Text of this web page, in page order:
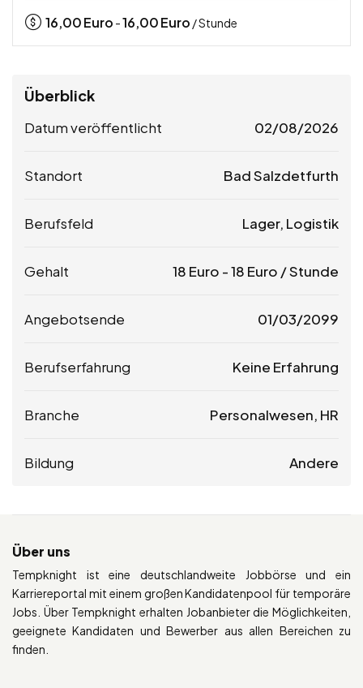
16,00Euro -16,00Euro / Stunde
Überblick
Datum veröffentlicht 02/08/2026
Standort Bad Salzdetfurth
Berufsfeld Lager, Logistik
Gehalt 18 Euro -18 Euro / Stunde
Angebotsende 01/03/2099
Berufserfahrung Keine Erfahrung
Branche Personalwesen, HR
Bildung Andere
Über uns
Tempknight ist eine deutschlandweite Jobbörse und ein
Karriereportal mit einem großen Kandidatenpool für temporäre
Jobs. Über Tempknight erhalten Jobanbieter die Möglichkeiten,
geeignete Kandidaten und Bewerber aus allen Bereichen zu
finden.